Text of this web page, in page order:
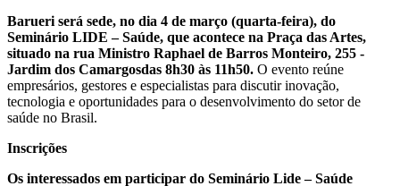
Barueri será sede, no dia 4 de março (quarta-feira), do
Seminário LIDE – Saúde, que acontece na Praça das Artes,
situado na rua Ministro Raphael de Barros Monteiro, 255 -
Jardim dos Camargosdas 8h30 às 11h50. O evento reúne
empresários, gestores e especialistas para discutir inovação,
tecnologia e oportunidades para o desenvolvimento do setor de
saúde no Brasil.
Inscrições
Os interessados em participar do Seminário Lide – Saúde